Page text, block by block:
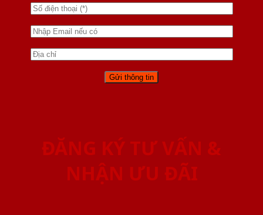
ĐĂNG KÝ TƯ VẤN &
NHẬN ƯU ĐÃI